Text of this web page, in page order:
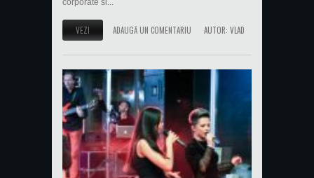
corporate si...
VEZI ADAUGĂ UN COMENTARIU AUTOR: VLAD